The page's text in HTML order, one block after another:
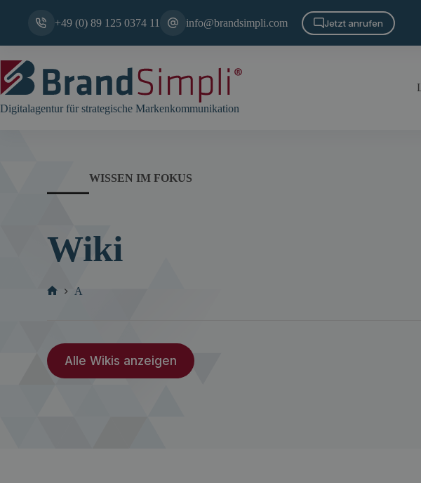
+49 (0) 89 125 0374 11 info@brandsimpli.com Jetzt anrufen
Digitalagentur für strategische Markenkommunikation
WISSEN IM FOKUS
Wiki
A
Alle Wikis anzeigen